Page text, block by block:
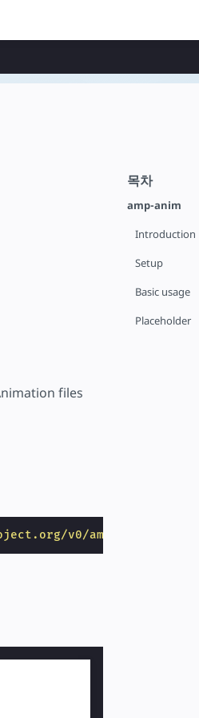
목차
amp-anim
Introduction
Setup
Basic usage
Placeholder
files
v0/amp-anim-0.1.js"